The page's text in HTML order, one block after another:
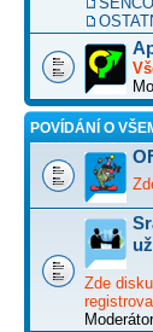
POVÍDÁNÍ O
Zde